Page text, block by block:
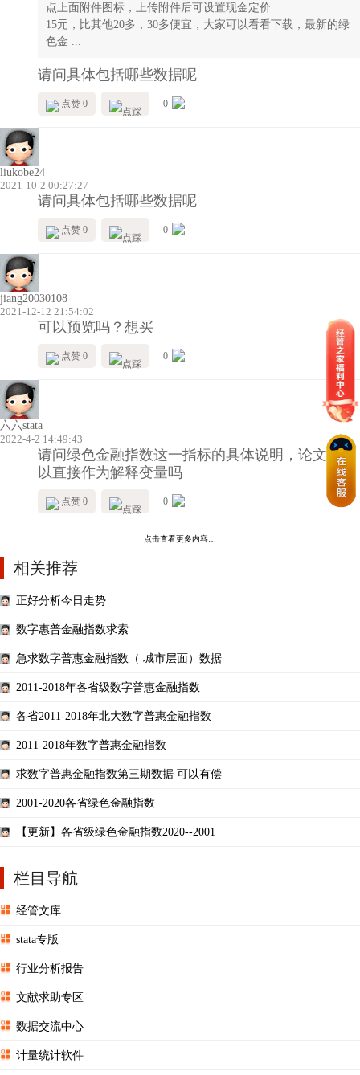
点上面附件图标，上传附件后可设置现金定价
15元，比其他20多，30多便宜，大家可以看看下载，最新的绿
色金 ...
请问具体包括哪些数据呢
点赞 0 0
liukobe24
2021-10-2 00:27:27
请问具体包括哪些数据呢
点赞 0 0
jiang20030108
2021-12-12 21:54:02
可以预览吗？想买
点赞 0 0
六六stata
2022-4-2 14:49:43
请问绿色金融指数这一指标的具体说明，论文中可
以直接作为解释变量吗
点赞 0 0
点击查看更多内容…
相关推荐
正好分析今日走势
数字惠普金融指数求索
急求数字普惠金融指数（ 城市层面）数据
2011-2018年各省级数字普惠金融指数
各省2011-2018年北大数字普惠金融指数
2011-2018年数字普惠金融指数
求数字普惠金融指数第三期数据 可以有偿
2001-2020各省绿色金融指数
【更新】各省级绿色金融指数2020--2001
栏目导航
经管文库
stata专版
行业分析报告
文献求助专区
数据交流中心
计量统计软件